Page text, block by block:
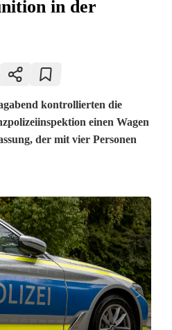
in der
kontrollierten die
einen Wagen
der mit vier Personen